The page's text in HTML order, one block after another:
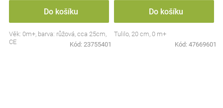
Do košíku
Věk: 0m+, barva: růžová, cca 25cm,
CE
Kód: 23755401
Do košíku
Tulilo, 20 cm, 0 m+
Kód: 47669601